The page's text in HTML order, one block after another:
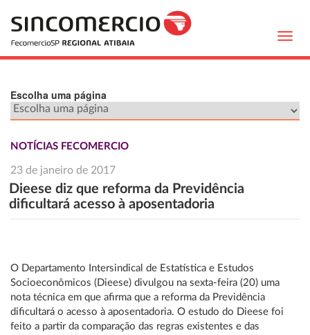
Escolha uma página
NOTÍCIAS FECOMERCIO
23 de janeiro de 2017
Dieese diz que reforma da Previdência
dificultará acesso à aposentadoria
O Departamento Intersindical de Estatística e Estudos
Socioeconômicos (Dieese) divulgou na sexta-feira (20) uma
nota técnica em que afirma que a reforma da Previdência
dificultará o acesso à aposentadoria. O estudo do Dieese foi
feito a partir da comparação das regras existentes e das